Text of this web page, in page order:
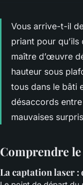
Vous arrive-t-il
priant pour
maître d’œuvre
hauteur sous
tous dans le bâti
désaccords
mauvaises
Comprendre
La captation laser :